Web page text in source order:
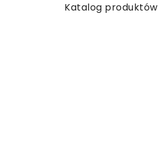
Katalog produktów